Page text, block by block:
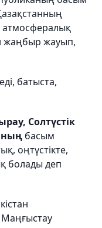
атмосфералық
жаңбыр жауып,
батыста,
Солтүстік
басым
оңтүстікте,
болады деп